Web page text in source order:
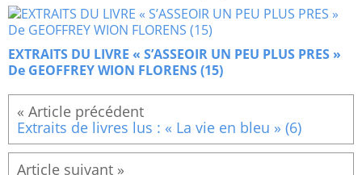
EXTRAITS DU LIVRE « S’ASSEOIR UN PEU PLUS PRES »
De GEOFFREY WION FLORENS (15)
Extraits de livres lus : « La vie en bleu » (6)